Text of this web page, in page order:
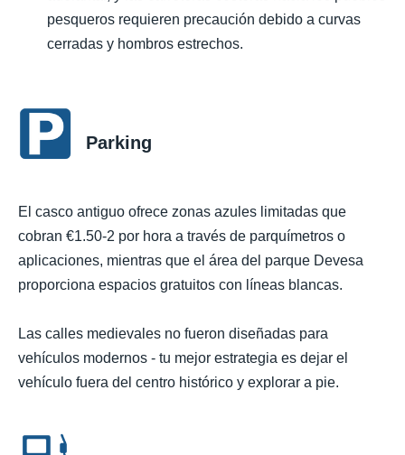
pesqueros requieren precaución debido a curvas
cerradas y hombros estrechos.
Parking
El casco antiguo ofrece zonas azules limitadas que
cobran €1.50-2 por hora a través de parquímetros o
aplicaciones, mientras que el área del parque Devesa
proporciona espacios gratuitos con líneas blancas.
Las calles medievales no fueron diseñadas para
vehículos modernos - tu mejor estrategia es dejar el
vehículo fuera del centro histórico y explorar a pie.